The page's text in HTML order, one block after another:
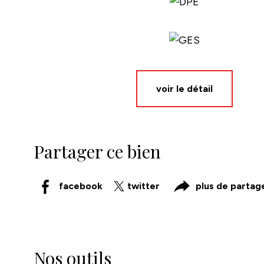
voir le détail
Partager ce bien
facebook twitter plus de
Nos outils